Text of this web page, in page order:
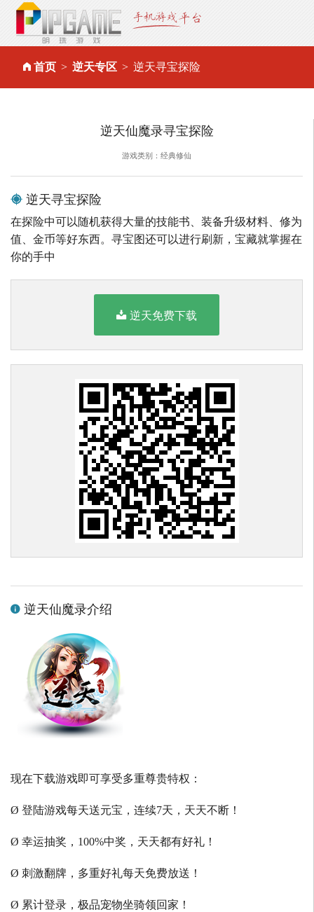
首页 逆天专区 逆天寻宝探险
逆天仙魔录寻宝探险
游戏类别：经典修仙
逆天寻宝探险
在探险中可以随机获得大量的技能书、装备升级材料、修为
值、金币等好东西。寻宝图还可以进行刷新，宝藏就掌握在
你的手中
逆天免费下载
逆天仙魔录介绍
现在下载游戏即可享受多重尊贵特权：
Ø 登陆游戏每天送元宝，连续7天，天天不断！
Ø 幸运抽奖，100%中奖，天天都有好礼！
Ø 刺激翻牌，多重好礼每天免费放送！
Ø 累计登录，极品宠物坐骑领回家！